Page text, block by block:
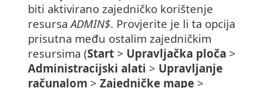
biti aktivirano zajedničko korištenje
resursaADMIN$. Provjerite je li ta opcija
prisutna među ostalim zajedničkim
resursima (Start > Upravljačka ploča >
Administracijski alati > Upravljanje
računalom > Zajedničke mape >